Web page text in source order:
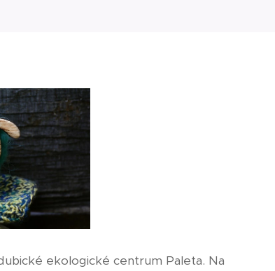
ekologické centrum Paleta. Na